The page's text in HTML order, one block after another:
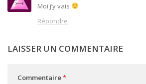
Moi j’y vais
Répondre
LAISSER UN COMMENTAIRE
Commentaire*